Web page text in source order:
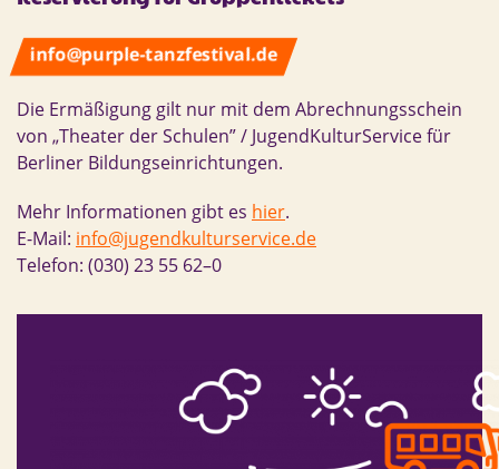
info@purple-tanzfestival.de
Die Ermäßigung gilt nur mit dem Abrechnungsschein
von „Theater der Schulen” / JugendKulturService für
Berliner Bildungseinrichtungen.
Mehr Informationen gibt es hier.
E-Mail: info@jugendkulturservice.de
Telefon: (030) 23 55 62–0